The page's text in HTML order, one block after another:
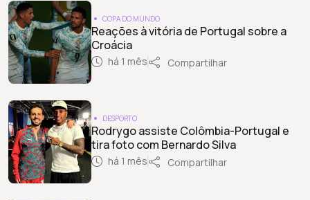
COPA DO MUNDO
Reações à vitória de Portugal sobre a
Croácia
há 1 mês Compartilhar
DESPORTO
Rodrygo assiste Colômbia-Portugal e
tira foto com Bernardo Silva
há 1 mês Compartilhar